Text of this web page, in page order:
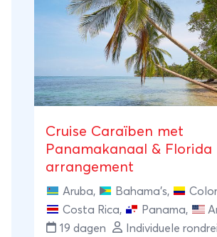
Cruise Caraïben met
Panamakanaal & Florida
arrangement
Aruba, Bahama's,
Costa Rica, Panama,
19 dagen
Individuele